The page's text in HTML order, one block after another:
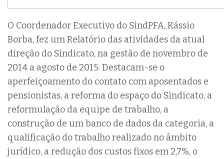
O Coordenador Executivo do SindPFA, Kássio
Borba, fez um Relatório das atividades da atual
direção do Sindicato, na gestão de novembro de
2014 a agosto de 2015. Destacam-se o
aperfeiçoamento do contato com aposentados e
pensionistas, a reforma do espaço do Sindicato, a
reformulação da equipe de trabalho, a
construção de um banco de dados da categoria, a
qualificação do trabalho realizado no âmbito
jurídico, a redução dos custos fixos em 2,7%, o